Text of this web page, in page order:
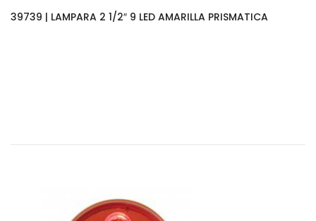
39739 | LAMPARA 2 1/2″ 9 LED AMARILLA PRISMATICA